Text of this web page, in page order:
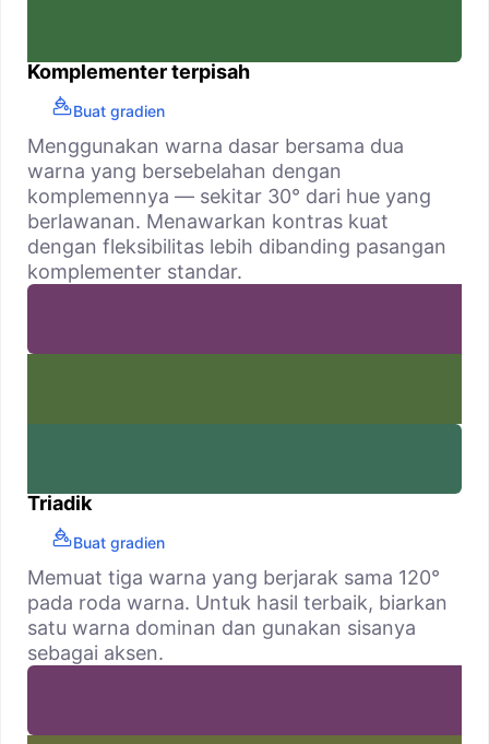
Komplementer terpisah
Buat gradien
Menggunakan warna dasar bersama dua
warna yang bersebelahan dengan
komplemennya — sekitar 30° dari hue yang
berlawanan. Menawarkan kontras kuat
dengan fleksibilitas lebih dibanding pasangan
komplementer standar.
Triadik
Buat gradien
Memuat tiga warna yang berjarak sama 120°
pada roda warna. Untuk hasil terbaik, biarkan
satu warna dominan dan gunakan sisanya
sebagai aksen.